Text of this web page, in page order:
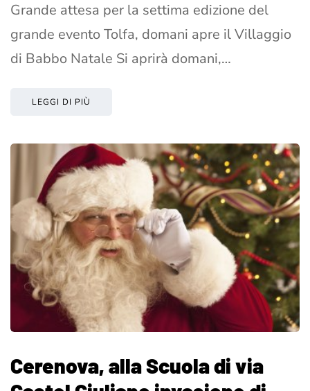
Grande attesa per la settima edizione del
grande evento Tolfa, domani apre il Villaggio
di Babbo Natale Si aprirà domani,…
LEGGI DI PIÙ
Cerenova, alla Scuola di via